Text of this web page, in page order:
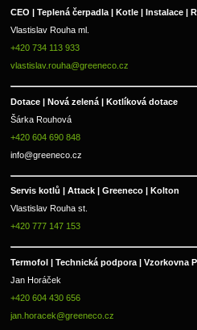
CEO | Teplená čerpadla | Kotle | Instalace |
Vlastislav Rouha ml.
+420 734 113 933
vlastislav.rouha@greeneco.cz
Dotace | Nová zelená | Kotlíková dotace
Šárka Rouhová
+420 604 690 848
info@greeneco.cz
Servis kotlů | Attack | Greeneco | Kolton
Vlastislav Rouha st.
+420 777 147 153
Termofol | Technická podpora | Vzorkovna
Jan Horáček
+420 604 430 656
jan.horacek@greeneco.cz